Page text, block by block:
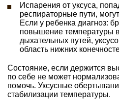
Испарения от уксуса,
респираторные пути,
Если у ребенка диагноз:
повышение температуры
дыхательных путей,
область нижних
Состояние, если держится
по себе не может
помочь. Уксусные
стабилизации температуры.